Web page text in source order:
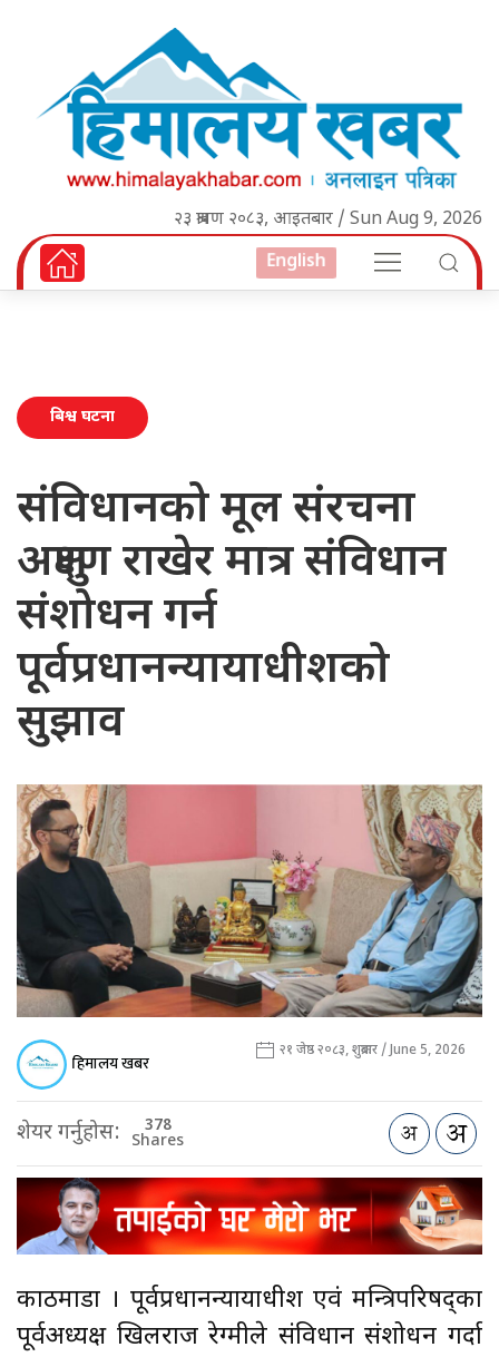
२३ श्रावण २०८३, आइतबार / Sun Aug 9, 2026
English
बिश्व घटना
संविधानको मूल संरचना
अक्षुण्ण राखेर मात्र संविधान
संशोधन गर्न
पूर्वप्रधानन्यायाधीशको
सुझाव
हिमालय खबर २१ जेष्ठ २०८३, शुक्रबार / June 5, 2026
शेयर गर्नुहोस: 378
Shares
काठमाडौँ । पूर्वप्रधानन्यायाधीश एवं मन्त्रिपरिषद्का
पूर्वअध्यक्ष खिलराज रेग्मीले संविधान संशोधन गर्दा